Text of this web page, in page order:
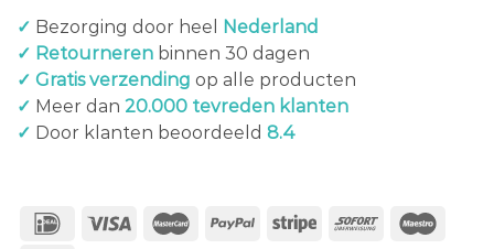
✓ Bezorging door heel
Nederland
✓ Retourneren binnen 30 dagen
✓ Gratis verzending op alle producten
✓ Meer dan 20.000 tevreden klanten
✓ Door klanten beoordeeld 8.4